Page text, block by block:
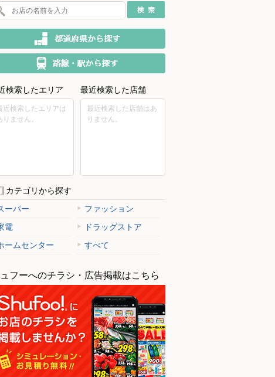
検索したエリア
近検索したエリアは
りません。
最近検索した店舗
最近検索した店舗はあ
りません。
カテゴリから探す
ーパー
ファッション
電
ドラッグストア
ームセンター
すべて
フーへのチラシ・広告掲載はこちら